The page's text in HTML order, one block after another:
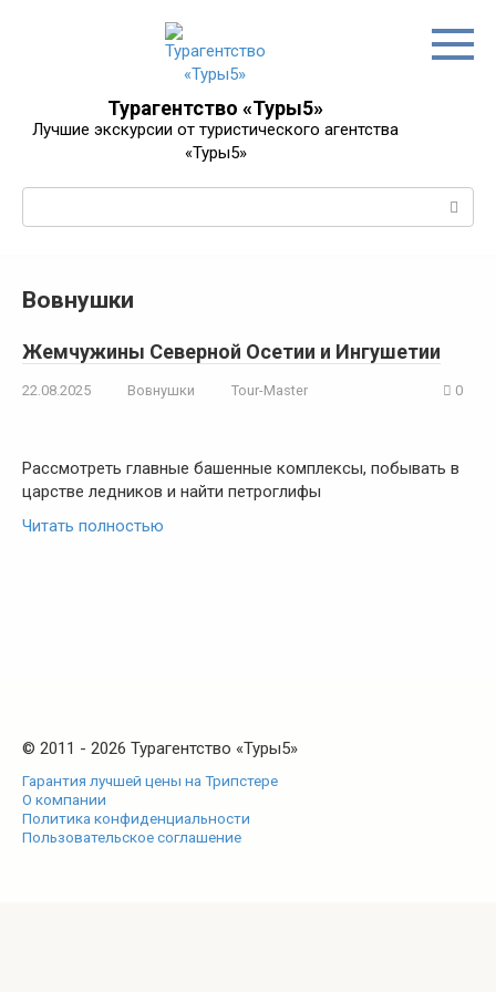
Турагентство «Туры5»
Лучшие экскурсии от туристического агентства
«Туры5»
Вовнушки
Жемчужины Северной Осетии и Ингушетии
22.08.2025 Вовнушки Tour-Master 0
Рассмотреть главные башенные комплексы, побывать в
царстве ледников и найти петроглифы
Читать полностью
© 2011 - 2026 Турагентство «Туры5»
Гарантия лучшей цены на Трипстере
О компании
Политика конфиденциальности
Пользовательское соглашение